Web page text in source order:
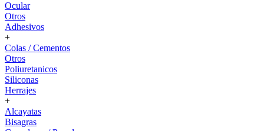
Ocular
Otros
Adhesivos
+
Colas / Cementos
Otros
Poliuretanicos
Siliconas
Herrajes
+
Alcayatas
Bisagras